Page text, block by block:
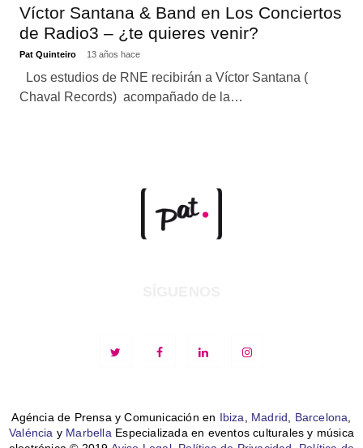
Víctor Santana & Band en Los Conciertos
de Radio3 – ¿te quieres venir?
Pat Quinteiro 13 años hace
Los estudios de RNE recibirán a Víctor Santana (
Chaval Records) acompañado de la…
Agéncia de Prensa y Comunicación en Ibiza, Madrid, Barcelona,
Valéncia y MarbellaEspecializada en eventos culturales y música